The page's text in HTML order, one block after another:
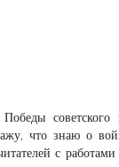
что знаю о
с